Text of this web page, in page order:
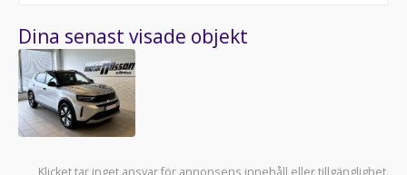
Dina senast visade objekt
Klicket tar inget ansvar för annonsens innehåll eller tillgänglighet.